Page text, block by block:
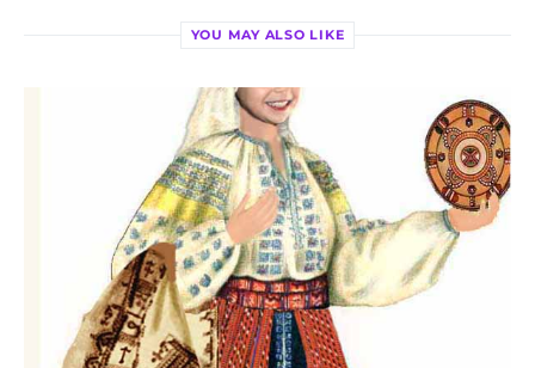
YOU MAY ALSO LIKE